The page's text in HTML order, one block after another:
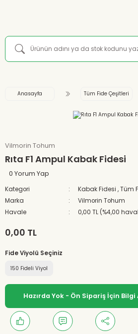
Anasayfa Tüm Fide Çeşitleri
Vilmorin Tohum
Rıta F1 Ampul Kabak Fidesi
0 Yorum Yap
Kategori Kabak Fidesi ,Tüm
Marka
Vilmorin Tohum
Havale
0,00 TL (%4,00
0,00 TL
Fide Viyolü Seçiniz
150 Fideli Viyol
Hazırda Yok - Ön Sipariş İçin Bilgi